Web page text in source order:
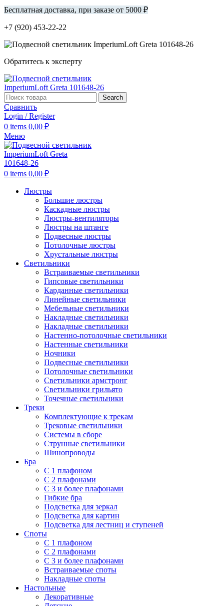
Бесплатная доставка, при заказе от 5000 ₽
+7 (920) 453-22-22
Обратитесь к эксперту
Search
Сравнить
Login / Register
0 items 0,00 ₽
Меню
0 items 0,00 ₽
Люстры
Большие люстры
Каскадные люстры
Люстры-вентиляторы
Люстры на штанге
Подвесные люстры
Потолочные люстры
Хрустальные люстры
Светильники
Встраиваемые светильники
Гипсовые светильники
Карданные светильники
Линейные светильники
Мебельные светильники
Накладные светильники
Накладные светильники
Настенно-потолочные светильники
Настенные светильники
Ночники
Подвесные светильники
Потолочные светильники
Светильники армстронг
Светильники грильято
Точечные светильники
Треки
Комплектующие к трекам
Трековые светильники
Системы в сборе
Струнные светильники
Шинопроводы
Бра
С 1 плафоном
С 2 плафонами
С 3 и более плафонами
Гибкие бра
Подсветка для зеркал
Подсветка для картин
Подсветка для лестниц и ступеней
Споты
С 1 плафоном
С 2 плафонами
С 3 и более плафонами
Встраиваемые споты
Накладные споты
Настольные
Декоративные